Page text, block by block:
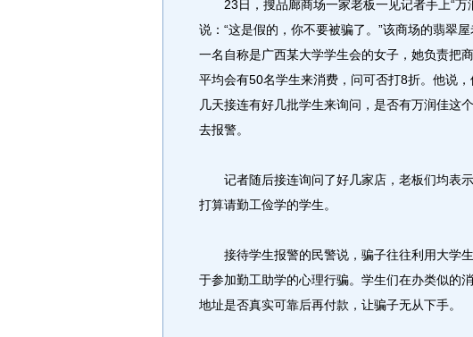
23日，搜品廊商场一家老板一见记者手上“万
说：“这是假的，你不要被骗了。”该商场的翡翠
一名自称是广西某大学学生会的女子，她负责把
平均会有50名学生来消费，问可否打8折。他说
几天接连有好几批学生来询问，是否有万润佳这
去报警。
记者随后接连询问了好几家店，老板们均表
打算请勤工俭学的学生。
接待学生报警的民警说，骗子往往利用大学生
于参加勤工助学的心理行骗。学生们在办类似的
地址是否真实可靠后再付款，让骗子无从下手。